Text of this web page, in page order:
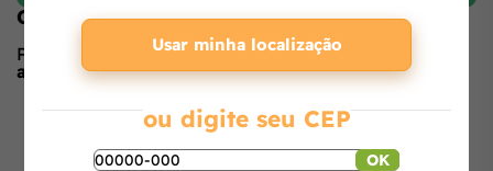
Opiniões de quem comprou o produto
Produto ainda sem avaliações,seja o primeiro a
avaliar
no formulário ao lado.
O que os outros estão vendo
Usar minha localização
ou digite seu CEP
OK